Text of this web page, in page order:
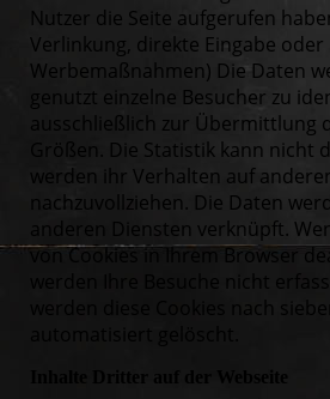
Nutzer die Seite aufgerufen
Verlinkung, direkte Eingabe oder
Werbemaßnahmen) Die Daten
genutzt einzelne Besucher zu
ausschließlich zur Übermittlung
Größen. Die Statistik kann nicht
werden ihr Verhalten auf
nachzuvollziehen. Die Daten
anderen Diensten verknüpft.
von Cookies in Ihrem Browser
werden Ihre Besuche nicht
werden diese Cookies nach